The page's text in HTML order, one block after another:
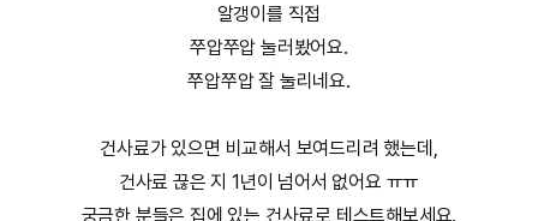
알갱이를 직접
쭈압쭈압 눌러봤어요.
쭈압쭈압 잘 눌리네요.
건사료가 있으면 비교해서 보여드리려 했는데,
건사료 끊은 지 1년이 넘어서 없어요 ㅠㅠ
궁금한 분들은 집에 있는 건사료로 테스트해보세요.